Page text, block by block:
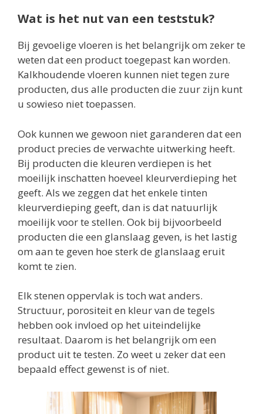
Wat is het nut van een teststuk?
Bij gevoelige vloeren is het belangrijk om zeker te
weten dat een product toegepast kan worden.
Kalkhoudende vloeren kunnen niet tegen zure
producten, dus alle producten die zuur zijn kunt
u sowieso niet toepassen.
Ook kunnen we gewoon niet garanderen dat een
product precies de verwachte uitwerking heeft.
Bij producten die kleuren verdiepen is het
moeilijk inschatten hoeveel kleurverdieping het
geeft. Als we zeggen dat het enkele tinten
kleurverdieping geeft, dan is dat natuurlijk
moeilijk voor te stellen. Ook bij bijvoorbeeld
producten die een glanslaag geven, is het lastig
om aan te geven hoe sterk de glanslaag eruit
komt te zien.
Elk stenen oppervlak is toch wat anders.
Structuur, porositeit en kleur van de tegels
hebben ook invloed op het uiteindelijke
resultaat. Daarom is het belangrijk om een
product uit te testen. Zo weet u zeker dat een
bepaald effect gewenst is of niet.